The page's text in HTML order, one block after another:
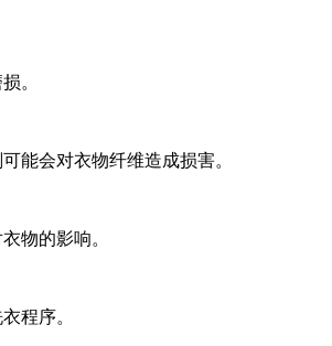
。
能会对衣物纤维造成损害。
物的影响。
程序。